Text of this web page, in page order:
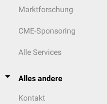
Marktforschung
CME-Sponsoring
Alle Services
Alles andere
Kontakt